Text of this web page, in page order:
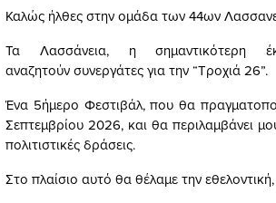
Καλώς ήλθες στην ομάδα των 44ων
Τα Λασσάνεια, η σημαντικότερη
αναζητούν συνεργάτες για την “Τροχιά 26”.
Ένα 5ήμερο Φεστιβάλ, που θα
Σεπτεμβρίου 2026, και θα περιλαμβάνει
πολιτιστικές δράσεις.
Στο πλαίσιο αυτό θα θέλαμε την